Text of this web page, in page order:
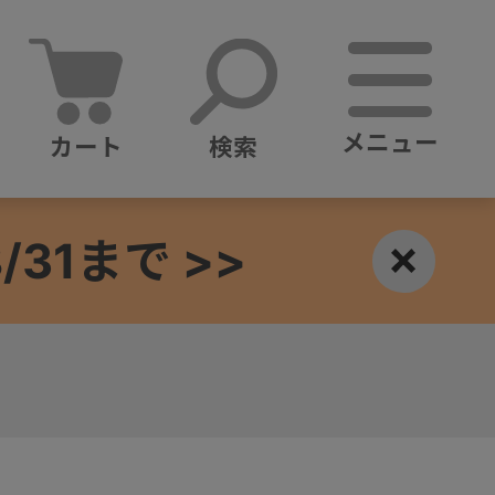
カート 検索 メニュー
31まで >>